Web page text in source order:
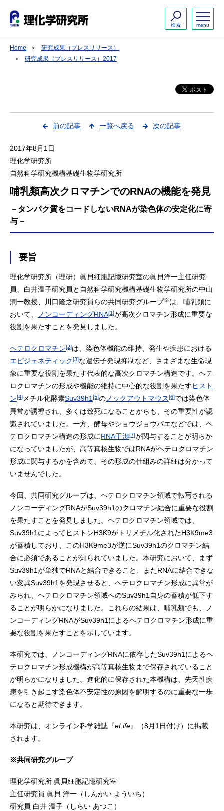
menu
検索
Home
研究成果（プレスリリース）
研究成果（プレスリリース）2017
前の記事 一覧へ戻る 次の記事
2017年8月1日
理化学研究所
自然科学研究機構基礎生物学研究所
哺乳類高次クロマチンでのRNAの機能を発見
－タンパク質をコードしないRNAが染色体の安定化に寄
与－
要旨
理化学研究所（理研）眞貝細胞記憶研究室の眞貝洋一主任研究
員、白井温子研究員と自然科学研究機構基礎生物学研究所の中山
潤一教授、川口隆之研究員らの共同研究グループ※は、哺乳類に
おいて、
ノンコーディングRNA[1]が高次クロマチン形成に重要な
役割を果たすことを発見しました。
ヘテロクロマチン[2]は、染色体機能の維持、発生や疾患における
エピジェネティック[3]な遺伝子発現抑制など、さまざまな生命現
象に重要な役割を果たす代表的な高次クロマチン構造です。ヘテ
ロクロマチンの形成や機能の維持に中心的な役割を果たすヒスト
ン[4] メチル化酵素Suv39h1 [5]の ノックアウトマウス[6]では染色体
異常が誘導され、多くは致死になることからも、その重要性が認
識されていました。一方、酵母やショウジョウバエなどでは、ヘ
テロクロマチン構造の形成にRNA干渉[7]が関与することが明らか
になっていましたが、高等真核生物ではRNAがヘテロクロマチン
形成に関与するかを含めて、その形成の仕組みの詳細は分かって
いませんでした。
今回、共同研究グループは、ヘテロクロマチン領域で転写される
ノンコーディングRNAがSuv39h1のクロマチン結合に重要な役割
を果たすことを発見しました。ヘテロクロマチン領域では、
Suv39h1によってヒストンH3K9がトリメチル化されたH3K9me3
が蓄積しており、このH3K9me3が逆にSuv39h1のクロマチン結
合に必須であることが知られていました。本研究において、まず
Suv39h1が単独でRNAと結合できること、またRNAに結合できな
い変異Suv39h1を発現させると、ヘテロクロマチン形成に異常が
みられ、ヘテロクロマチン領域へのSuv39h1自身の蓄積が低下す
ることが明らかになりました。これらの結果は、哺乳類でも、ノ
ンコーディングRNAがSuv39h1によるヘテロクロマチン形成に重
要な役割を果たすことを示しています。
本研究では、ノンコーディングRNAに依存したSuv39h1によるヘ
テロクロマチン形成機構が高等真核生物まで保存されていること
が明らかになりました。進化的に保存された本機構は、先天性疾
患を引き起こす染色体不安定性の原因を解明するのに重要な一歩
になると期待できます。
本研究は、オンライン科学雑誌『eLife』（8月1日付け）に掲載
されます。
※共同研究グループ
理化学研究所 眞貝細胞記憶研究室
主任研究員 眞貝 洋一（しんかい よういち）
研究員 白井 温子（しらい あつこ）